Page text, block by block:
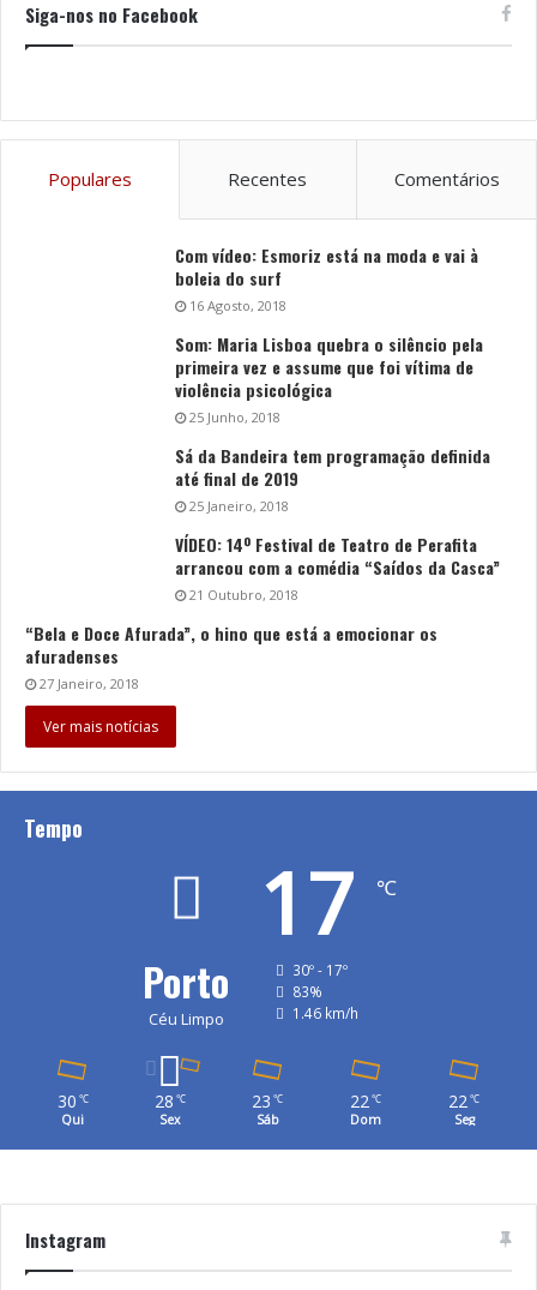
Siga-nos no Facebook
Populares Recentes Comentários
Com vídeo: Esmoriz está na moda e vai à
boleia do surf
16 Agosto, 2018
Som: Maria Lisboa quebra o silêncio pela
primeira vez e assume que foi vítima de
violência psicológica
25 Junho, 2018
Sá da Bandeira tem programação definida
até final de 2019
25 Janeiro, 2018
VÍDEO: 14º Festival de Teatro de Perafita
arrancou com a comédia “Saídos da Casca”
21 Outubro, 2018
“Bela e Doce Afurada”, o hino que está a emocionar os
afuradenses
27 Janeiro, 2018
Ver mais notícias
Tempo
Porto
Céu Limpo
17 ℃
30º - 17º
83%
1.46 km/h
30 ℃
Qui
28 ℃
Sex
23 ℃
Sáb
22℃
Dom
22℃
Seg
Instagram